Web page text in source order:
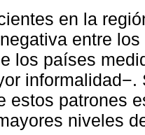
en la
entre
los países
estos patrones
niveles